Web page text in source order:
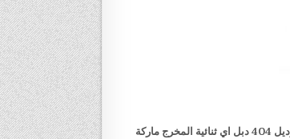
موديل 404 دبل اي ثنائية المخرج ماركة